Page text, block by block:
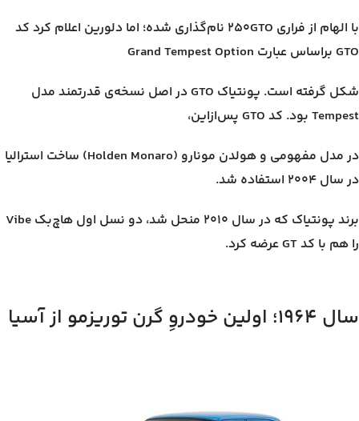
با الهام از فراری ۲۵۰GTO نام‌گذاری شده؛ اما دلورین اعلام کرد کد
GTO براساس عبارت Grand Tempest Option
شکل گرفته است. پونتیاک GTO در اصل نسخه‌ی قدرتمند مدل
Tempest بود. کد GTO پس‌ازاین،
در مدل مفهومی و هولدن مونارو (Holden Monaro) ساخت استرالیا
در سال ۲۰۰۴ استفاده شد.
برند پونتیاک که در سال ۲۰۱۰ منحل شد، دو نسل اول هاچ‌بک Vibe
را هم با کد GT عرضه کرد.
سال ۱۹۶۴؛ اولین خودروِ گرن توریزمو از آسیا